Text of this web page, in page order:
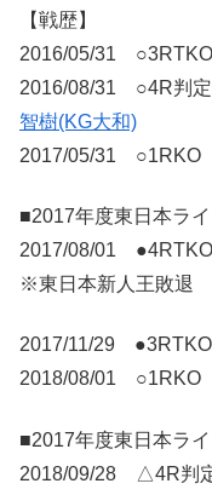
【戦歴】
2016/05/31
2016/08/31 ○4R判
智樹(KG大和)
2017/05/31 ○1RKO
■2017年度東日本ラ
2017/08/01
※東日本新人王敗退
2017/11/29
2018/08/01 ○1RKO
■2017年度東日本ラ
2018/09/28 △4R判